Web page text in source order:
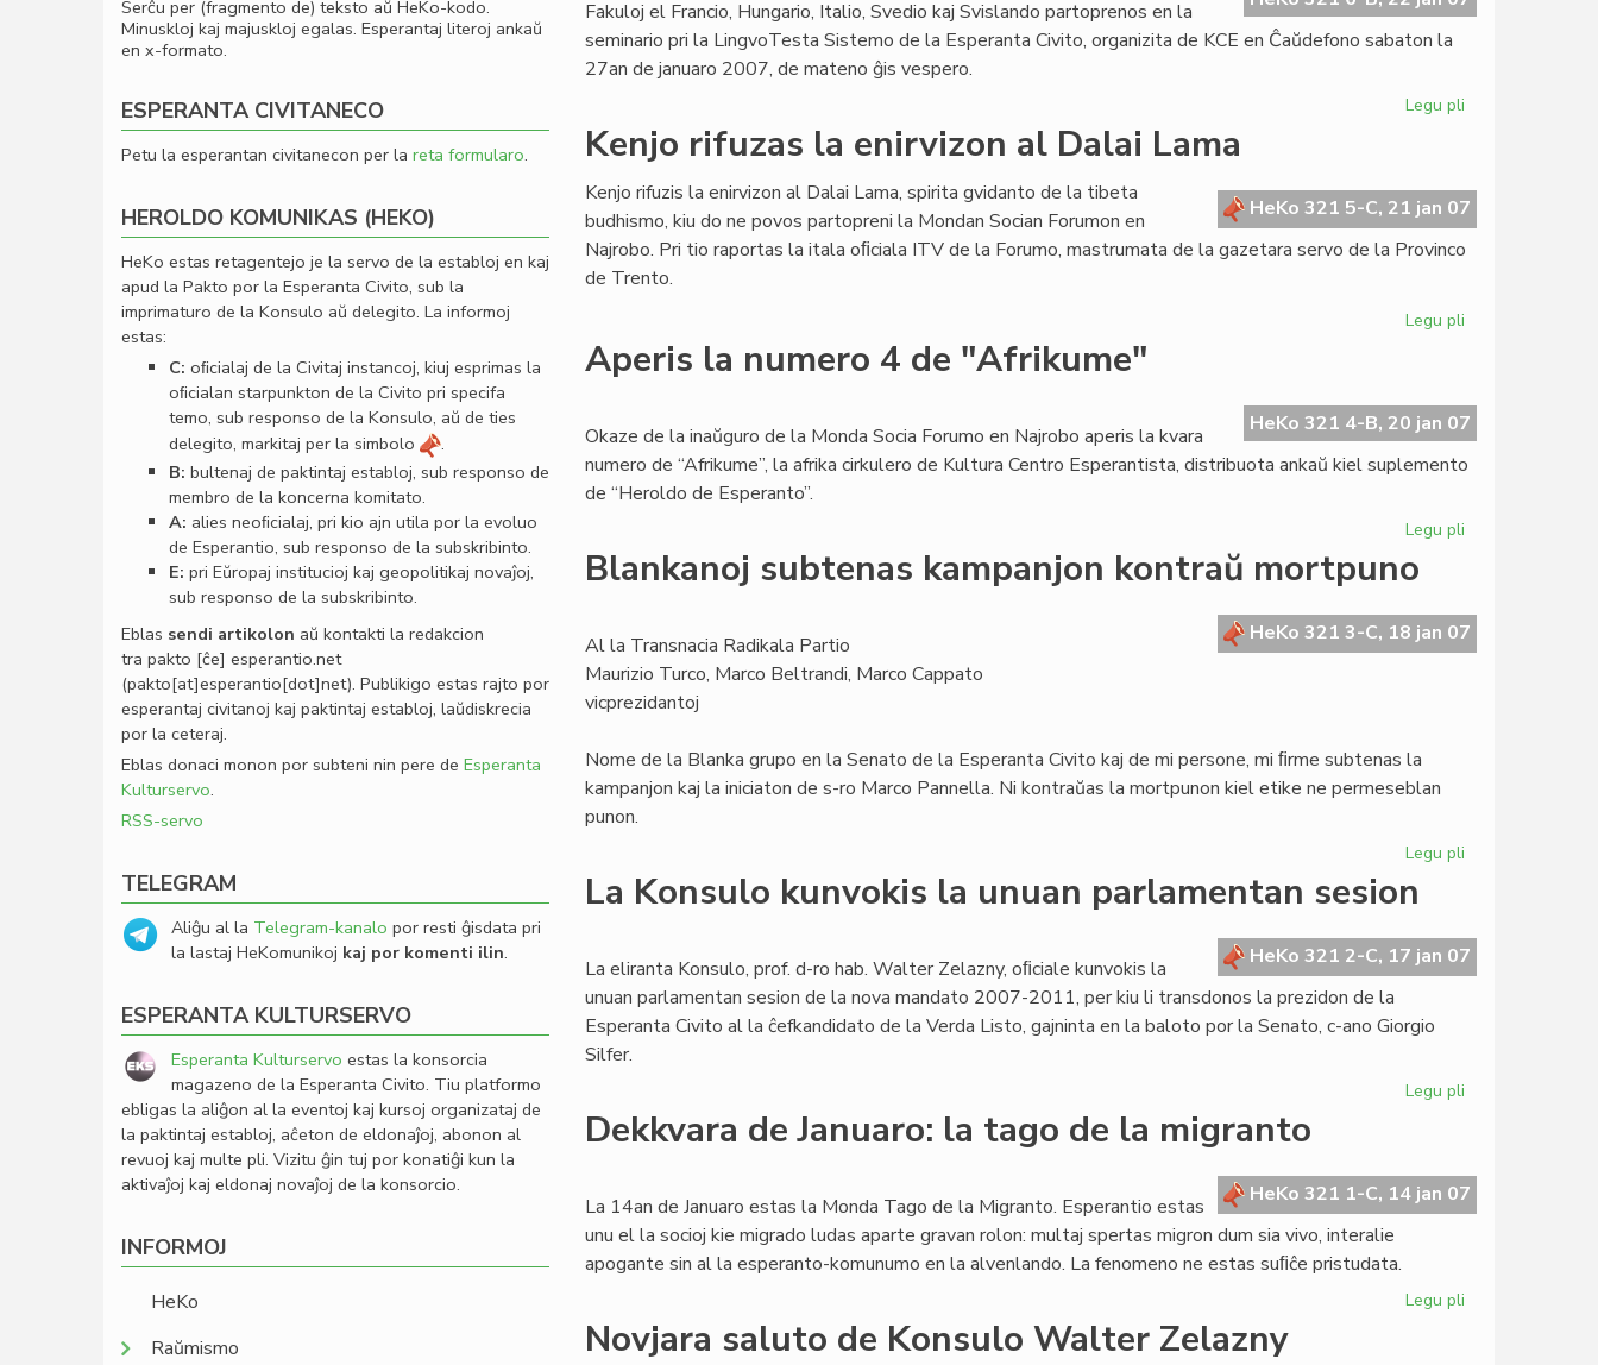
Fakuloj el Francio, Hungario, Italio, Svedio kaj Svislando partoprenos en la
seminario pri la LingvoTesta Sistemo de la Esperanta Civito, organizita de KCE en Ĉaŭdefono sabaton la
27an de januaro 2007, de mateno ĝis vespero.
Legu pli
semajnfine
ĉe
Kenjo rifuzas la enirvizon al Dalai Lama
HeKo 321 5-C, 21 jan 07
Kenjo rifuzis la enirvizon al Dalai Lama, spirita gvidanto de la tibeta
budhismo, kiu do ne povos partopreni la Mondan Socian Forumon en
Najrobo. Pri tio raportas la itala oﬁciala ITV de la Forumo, mastrumata de la gazetara servo de la Provinco
de Trento.
Legu pli
enirvizon
al
Dalai
Aperis la numero 4 de "Afrikume"
HeKo 321 4-B, 20 jan 07
Okaze de la inaŭguro de la Monda Socia Forumo en Najrobo aperis la kvara
numero de “Afrikume”, la afrika cirkulero de Kultura Centro Esperantista, distribuota ankaŭ kiel suplemento
de “Heroldo de Esperanto”.
Legu pli
4
de
Blankanoj subtenas kampanjon kontraŭ mortpuno
HeKo 321 3-C, 18 jan 07
Al la Transnacia Radikala Partio
Maurizio Turco, Marco Beltrandi, Marco Cappato
vicprezidantoj
Nome de la Blanka grupo en la Senato de la Esperanta Civito kaj de mi persone, mi ﬁrme subtenas la
kampanjon kaj la iniciaton de s-ro Marco Pannella. Ni kontraŭas la mortpunon kiel etike ne permeseblan
punon.
Legu pli
kontraŭ
mortpuno
La Konsulo kunvokis la unuan parlamentan sesion
HeKo 321 2-C, 17 jan 07
La eliranta Konsulo, prof. d-ro hab. Walter Zelazny, oﬁciale kunvokis la
unuan parlamentan sesion de la nova mandato 2007-2011, per kiu li transdonos la prezidon de la
Esperanta Civito al la ĉefkandidato de la Verda Listo, gajninta en la baloto por la Senato, c-ano Giorgio
Silfer.
Legu pli
la
unuan
Dekkvara de Januaro: la tago de la migranto
HeKo 321 1-C, 14 jan 07
La 14an de Januaro estas la Monda Tago de la Migranto. Esperantio estas
unu el la socioj kie migrado ludas aparte gravan rolon: multaj spertas migron dum sia vivo, interalie
apogante sin al la esperanto-komunumo en la alvenlando. La fenomeno ne estas suﬁĉe pristudata.
Legu pli
Novjara saluto de Konsulo Walter Zelazny
Serĉu per (fragmento de) teksto aŭ HeKo-kodo.
Minuskloj kaj majuskloj egalas. Esperantaj literoj ankaŭ
en x-formato.
ESPERANTA CIVITANECO
Petu la esperantan civitanecon per la reta formularo.
HEROLDO KOMUNIKAS (HEKO)
HeKo estas retagentejo je la servo de la establoj en kaj
apud la Pakto por la Esperanta Civito, sub la
imprimaturo de la Konsulo aŭ delegito. La informoj
estas:
C: oﬁcialaj de la Civitaj instancoj, kiuj esprimas la
oﬁcialan starpunkton de la Civito pri specifa
temo, sub responso de la Konsulo, aŭ de ties
delegito, markitaj per la simbolo
.
B: bultenaj de paktintaj establoj, sub responso de
membro de la koncerna komitato.
A: alies neoﬁcialaj, pri kio ajn utila por la evoluo
de Esperantio, sub responso de la subskribinto.
E: pri Eŭropaj institucioj kaj geopolitikaj novaĵoj,
sub responso de la subskribinto.
Eblas sendi artikolon aŭ kontakti la redakcion
tra pakto [ĉe] esperantio.net
(pakto[at]esperantio[dot]net). Publikigo estas rajto por
esperantaj civitanoj kaj paktintaj establoj, laŭdiskrecia
por la ceteraj.
Eblas donaci monon por subteni nin pere de Esperanta
Kulturservo.
RSS-servo
TELEGRAM
Aliĝu al la Telegram-kanalo por resti ĝisdata pri
la lastaj HeKomunikoj kaj por komenti ilin.
ESPERANTA KULTURSERVO
Esperanta Kulturservo estas la konsorcia
magazeno de la Esperanta Civito. Tiu platformo
ebligas la aliĝon al la eventoj kaj kursoj organizataj de
la paktintaj establoj, aĉeton de eldonaĵoj, abonon al
revuoj kaj multe pli. Vizitu ĝin tuj por konatiĝi kun la
aktivaĵoj kaj eldonaj novaĵoj de la konsorcio.
INFORMOJ
HeKo
Raŭmismo